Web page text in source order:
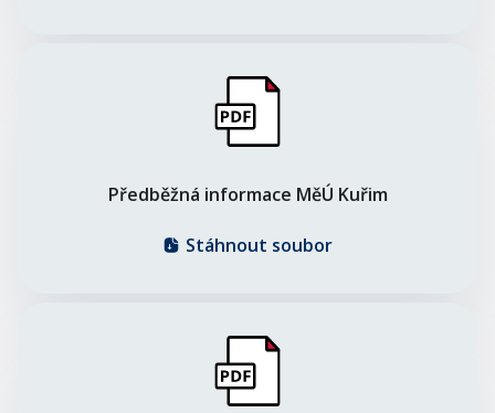
Předběžná informace MěÚ Kuřim
Stáhnout soubor